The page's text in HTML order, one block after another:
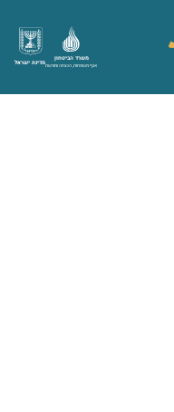
מדינת ישראל
משרד הביטחון
אגף משפחות, הנצחה ומורשת